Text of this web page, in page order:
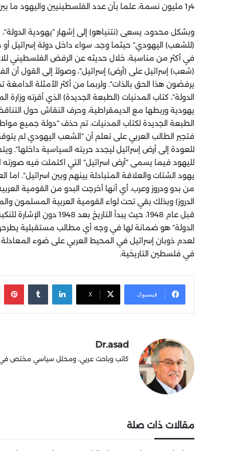
4ر1 مليون نسمة، علما بأن عدد الفلسطينيين واليهود ما بين البحر والنهر سيتساوى في العام القادم 2014.
وبشكل محدود، يسعى (نتنياهو) إلى إشهار “يهودية
(للشعب) اليهودي” حيثما وجد، سواء داخل دولة إسرائيل
في أكثر من مناسبة، خلال حديثه عن الرفض الفلسطيني
(شعب) إسرائيل على (أرض) إسرائيل”، وصولاً إلى القول أن
يرفضون هذا الحق بالذات”. ولربما من أكثر الأمثلة الدامغة
الدولة”، كتاب المدنيات (الطبعة الجديدة) الذي أقرته
يهودية وربطها مع الديمقراطية، وحرف النقاش حول
الطبعة الجديدة لكتاب المدنيات، تم حذف “دولة جميع
فتجبر الطالب العربي على تعلم أن “الشعب اليهودي لم
للعودة إلى أرض إسرائيل ليجدد حريته السياسية داخلها”.
لليهود فيما يسمى “أرض اسرائيل” التي اكتملت فيه صورته
يهود الشتات والعلاقة المتبادلة بينهم وبين اسرائيل”. اما
من بدو ودروز وعرب، أي أنها أخرجت البدو من القومية
الدروز) وبذلك بقي تحت لواء القومية العربية المسلمون
قبل عام 1948، حيث يبدأ
الدولة” هو ضمانة لها في وجه أي مطالب مستقبلية
لعدم ذوبان إسرائيل في المحيط العربي على ضوء
في فلسطين التاريخية.
فيسبوك X
لينكدإن
Dr.asad
كاتب وباحث عربي، ومحلل سياسي مختص في
مقالات ذات صلة